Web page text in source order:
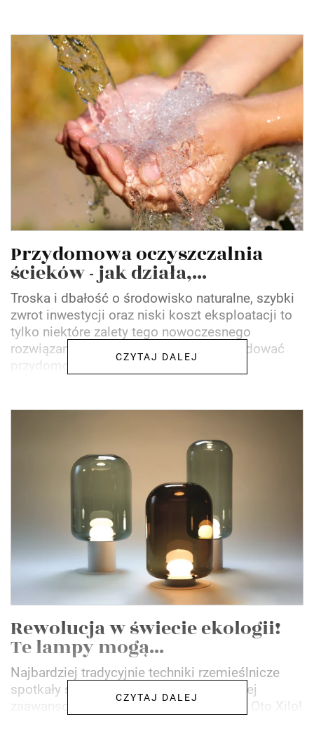
Przydomowa oczyszczalnia
ścieków - jak działa,...
Troska i dbałość o środowisko naturalne, szybki
zwrot inwestycji oraz niski koszt eksploatacji to
tylko niektóre zalety tego nowoczesnego
rozwiązania, jednak nie każdy może zbudować
przydomową...
CZYTAJ DALEJ
Rewolucja w świecie ekologii!
Te lampy mogą...
Najbardziej tradycyjnie techniki rzemieślnicze
spotkały się w tym projekcie z najbardziej
zaawansowaną technologią oświetlenia. Oto Xilo!
CZYTAJ DALEJ